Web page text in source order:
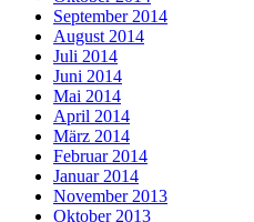
September 2014
August 2014
Juli 2014
Juni 2014
Mai 2014
April 2014
März 2014
Februar 2014
Januar 2014
November 2013
Oktober 2013